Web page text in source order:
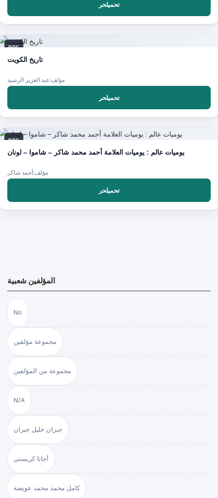
تحميلحر
PDF
تاريخ الكويت
مؤلف:عبد العزيز الرشيد
تحميلحر
PDF
يوميات عالم : يوميات العلامة أحمد محمد شاكر – شاموا – لونان
مؤلف:أحمد شاكر
تحميلحر
المؤلفين شعبية
No
مجموعة مؤلفين
مجموعة من المؤلفين
N/A
جبران خليل جبران
أجاثا كريستي
كامل محمد محمد عويضة